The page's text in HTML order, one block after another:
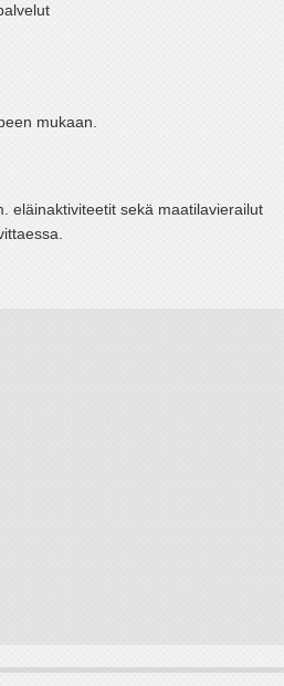
mukaan.
eläinaktiviteetit sekä maatilavierailut